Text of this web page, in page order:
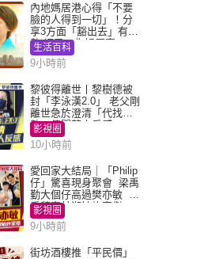
內地媽居港心得「不要
臉的人得到一切」！分
享3方面「豁出去」有著
數 網民：你好厲害
生活百科
9小時前
黎彼得離世丨黎樹德被
封「李泳漢2.0」 老父剛
離世急於澄清「代找卡
數」傳聞惹人反感
影視圈
10小時前
愛回家大結局｜「Philip
仔」驚喜現身聚會 梁禹
勤大個仔高過樊亦敏 超
乖黐實林淑敏許家傑
影視圈
9小時前
街坊酒樓推「平民價」